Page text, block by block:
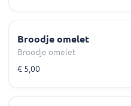
Broodje omelet
Broodje omelet
€ 5,00